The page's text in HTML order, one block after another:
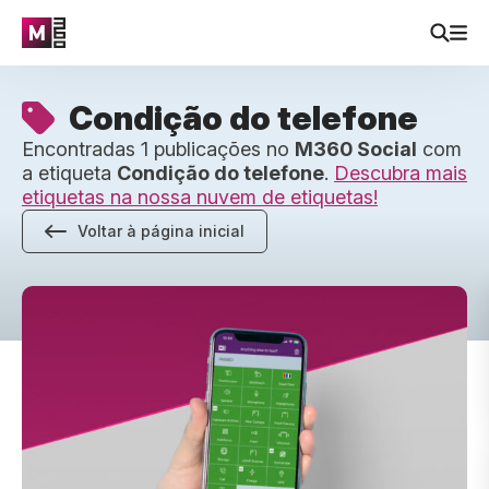
Condição do telefone
Encontradas 1 publicações no M360 Social com
a etiqueta Condição do telefone. Descubra mais
etiquetas na nossa nuvem de etiquetas!
Voltar à página inicial
Como Testar e Verificar Telefones Usados Antes de